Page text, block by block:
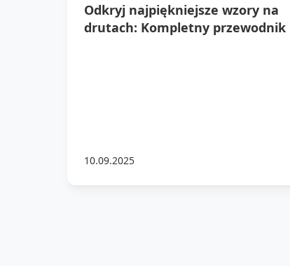
Odkryj najpiękniejsze wzory na
drutach: Kompletny przewodnik
10.09.2025